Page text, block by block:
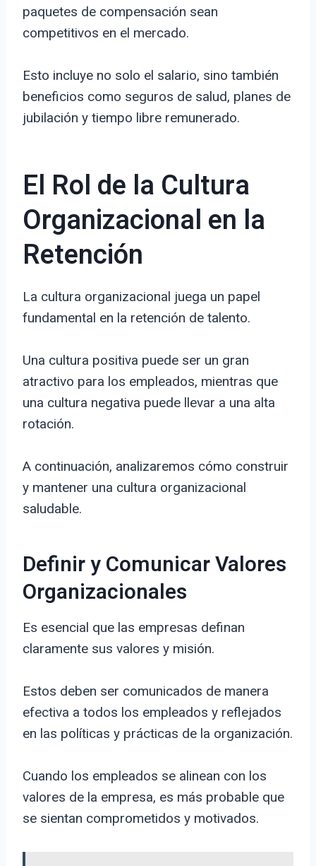
paquetes de compensación sean
competitivos en el mercado.
Esto incluye no solo el salario, sino también
beneficios como seguros de salud, planes de
jubilación y tiempo libre remunerado.
El Rol de la Cultura
Organizacional en la
Retención
La cultura organizacional juega un papel
fundamental en la retención de talento.
Una cultura positiva puede ser un gran
atractivo para los empleados, mientras que
una cultura negativa puede llevar a una alta
rotación.
A continuación, analizaremos cómo construir
y mantener una cultura organizacional
saludable.
Definir y Comunicar Valores
Organizacionales
Es esencial que las empresas definan
claramente sus valores y misión.
Estos deben ser comunicados de manera
efectiva a todos los empleados y reflejados
en las políticas y prácticas de la organización.
Cuando los empleados se alinean con los
valores de la empresa, es más probable que
se sientan comprometidos y motivados.